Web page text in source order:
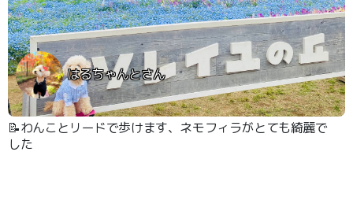
はるちゃんとさん
📝わんことリードで歩けます、ネモフィラがとても綺麗で
した